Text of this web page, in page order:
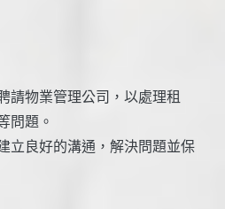
請物業管理公司，以處理租
問題。
立良好的溝通，解決問題並保